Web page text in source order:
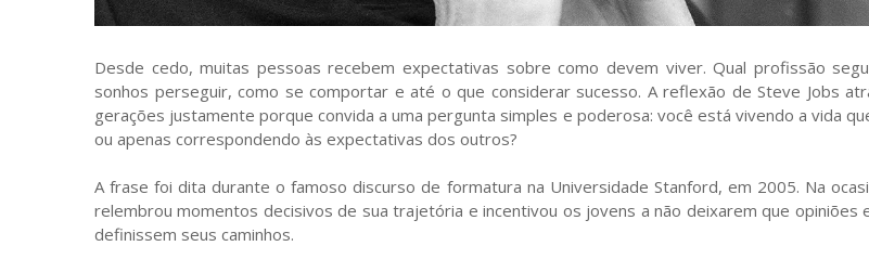
Desde cedo, muitas pessoas recebem expectativas sobre como devem viver. Qual profissão
sonhos perseguir, como se comportar e até o que considerar sucesso. A reflexão de Steve Jobs
gerações justamente porque convida a uma pergunta simples e poderosa: você está vivendo a vida
ou apenas correspondendo às expectativas dos outros?
A frase foi dita durante o famoso discurso de formatura na Universidade Stanford, em 2005. Na
relembrou momentos decisivos de sua trajetória e incentivou os jovens a não deixarem que opiniões
definissem seus caminhos.